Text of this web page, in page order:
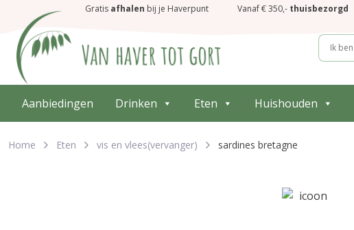
Gratis afhalen bij je Haverpunt Vanaf € 350,- thuisbezorgd
Aanbiedingen Drinken Eten Huishouden
Home Eten vis en vlees(vervanger) sardines bretagne